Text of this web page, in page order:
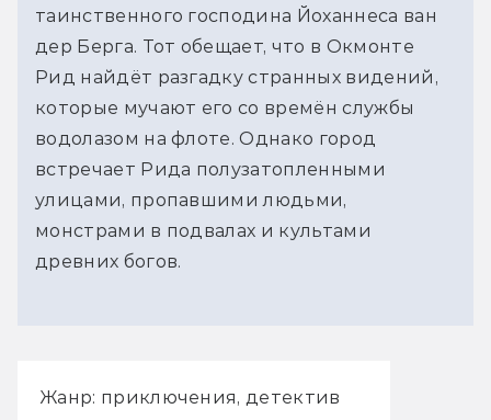
таинственного господина Йоханнеса ван
дер Берга. Тот обещает, что в Окмонте
Рид найдёт разгадку странных видений,
которые мучают его со времён службы
водолазом на флоте. Однако город
встречает Рида полузатопленными
улицами, пропавшими людьми,
монстрами в подвалах и культами
древних богов.
Жанр: приключения, детектив